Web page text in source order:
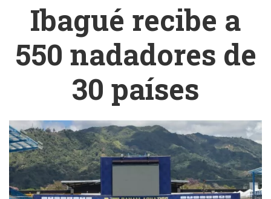
Ibagué recibe a
550 nadadores de
30 países